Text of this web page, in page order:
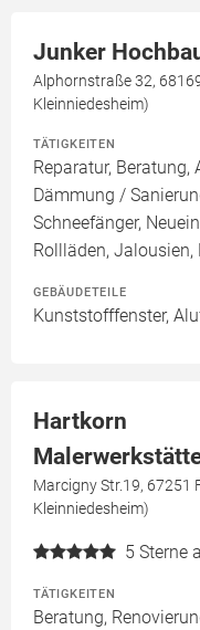
Junker
Alphornstraße 32,
Kleinniedesheim)
TÄTIGKEITEN
Reparatur, Beratung,
Dämmung /
Schneefänger,
Rollläden,
GEBÄUDETEILE
Kunststofffenster,
Hartkorn
Marcigny Str.19, 67251
Kleinniedesheim)
5 Sterne
TÄTIGKEITEN
Beratung,